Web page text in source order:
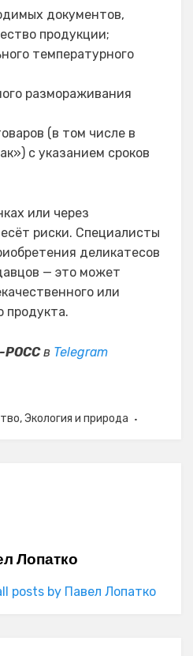
документов,
продукции;
температурного
размораживания
(в том числе в
с указанием сроков
или через
риски. Специалисты
деликатесов
— это может
или
продукта.
РОССв Telegram
,Экология и природа
Лопатко
posts by Павел Лопатко